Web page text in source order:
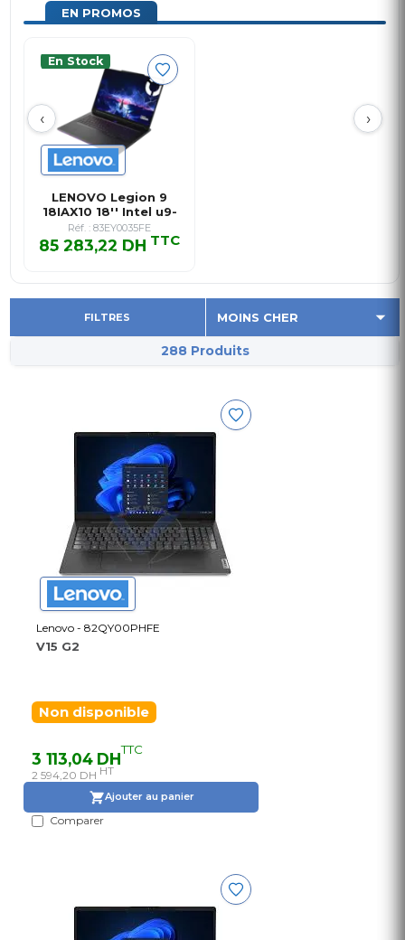
EN PROMOS
‹ ›
En Stock
LENOVO Legion 9
18IAX10 18'' Intel u9-
275HX …
Réf. : 83EY0035FE
85 283,22 DH TTC
85 283,22 DH TTC
FILTRES
288 Produits
Lenovo - 82QY00PHFE
V15 G2
Non disponible
3 113,04 DHTTC
2 594,20 DH HT
Ajouter au panier
Comparer